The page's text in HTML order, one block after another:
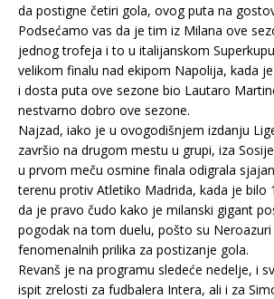
da postigne četiri gola, ovog puta na
Podsećamo vas da je tim iz Milana ove
jednog trofeja i to u italijanskom
velikom finalu nad ekipom Napolija, kada
i dosta puta ove sezone bio Lautaro
nestvarno dobro ove sezone.
Najzad, iako je u ovogodišnjem izdanju
završio na drugom mestu u grupi, iza
u prvom meču osmine finala odigrala
terenu protiv Atletiko Madrida, kada je bilo
da je pravo čudo kako je milanski gigant
pogodak na tom duelu, pošto su
fenomenalnih prilika za postizanje gola.
Revanš je na programu sledeće nedelje, i
ispit zrelosti za fudbalera Intera, ali i za